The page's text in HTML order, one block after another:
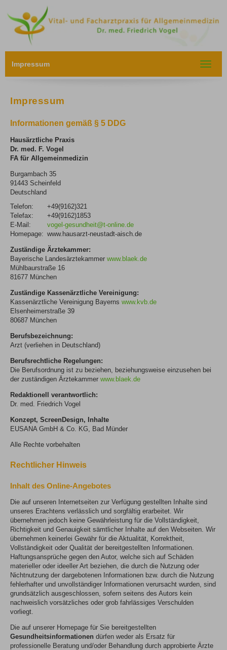
Impressum
Toggle
Impressum
Informationen gemäß § 5 DDG
Hausärztliche Praxis
Dr. med. F. Vogel
FA für Allgemeinmedizin
Burgambach 35
91443 Scheinfeld
Deutschland
Telefon:
+49(9162)321
Telefax:
+49(9162)1853
E-Mail:
vogel-gesundheit@t-online.de
Homepage: www.hausarzt-neustadt-aisch.de
Zuständige Ärztekammer:
Bayerische Landesärztekammer www.blaek.de
Mühlbaurstraße 16
81677 München
Zuständige Kassenärztliche Vereinigung:
Kassenärztliche Vereinigung Bayerns www.kvb.de
Elsenheimerstraße 39
80687 München
Berufsbezeichnung:
Arzt (verliehen in Deutschland)
Berufsrechtliche Regelungen:
Die Berufsordnung ist zu beziehen, beziehungsweise einzusehen bei
der zuständigen Ärztekammer www.blaek.de
Redaktionell verantwortlich:
Dr. med. Friedrich Vogel
Konzept, ScreenDesign, Inhalte
EUSANA GmbH & Co. KG, Bad Münder
Alle Rechte vorbehalten
Rechtlicher Hinweis
Inhalt des Online-Angebotes
Die auf unseren Internetseiten zur Verfügung gestellten Inhalte sind
unseres Erachtens verlässlich und sorgfältig erarbeitet. Wir
übernehmen jedoch keine Gewährleistung für die Vollständigkeit,
Richtigkeit und Genauigkeit sämtlicher Inhalte auf den Webseiten. Wir
übernehmen keinerlei Gewähr für die Aktualität, Korrektheit,
Vollständigkeit oder Qualität der bereitgestellten Informationen.
Haftungsansprüche gegen den Autor, welche sich auf Schäden
materieller oder ideeller Art beziehen, die durch die Nutzung oder
Nichtnutzung der dargebotenen Informationen bzw. durch die Nutzung
fehlerhafter und unvollständiger Informationen verursacht wurden, sind
grundsätzlich ausgeschlossen, sofern seitens des Autors kein
nachweislich vorsätzliches oder grob fahrlässiges Verschulden
vorliegt.
Die auf unserer Homepage für Sie bereitgestellten
Gesundheitsinformationen dürfen weder als Ersatz für
professionelle Beratung und/oder Behandlung durch approbierte Ärzte